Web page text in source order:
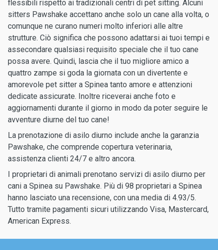
flessibili rispetto ai tradizionali centri di pet sitting. Alcuni
sitters Pawshake accettano anche solo un cane alla volta, o
comunque ne curano numeri molto inferiori alle altre
strutture. Ciò significa che possono adattarsi ai tuoi tempi e
assecondare qualsiasi requisito speciale che il tuo cane
possa avere. Quindi, lascia che il tuo migliore amico a
quattro zampe si goda la giornata con un divertente e
amorevole pet sitter a Spinea tanto amore e attenzioni
dedicate assicurate. Inoltre riceverai anche foto e
aggiornamenti durante il giorno in modo da poter seguire le
avventure diurne del tuo cane!
La prenotazione di asilo diurno include anche la garanzia
Pawshake, che comprende copertura veterinaria,
assistenza clienti 24/7 e altro ancora.
I proprietari di animali prenotano servizi di asilo diurno per
cani a Spinea su Pawshake. Più di 98 proprietari a Spinea
hanno lasciato una recensione, con una media di 4.93/5.
Tutto tramite pagamenti sicuri utilizzando Visa, Mastercard,
American Express.